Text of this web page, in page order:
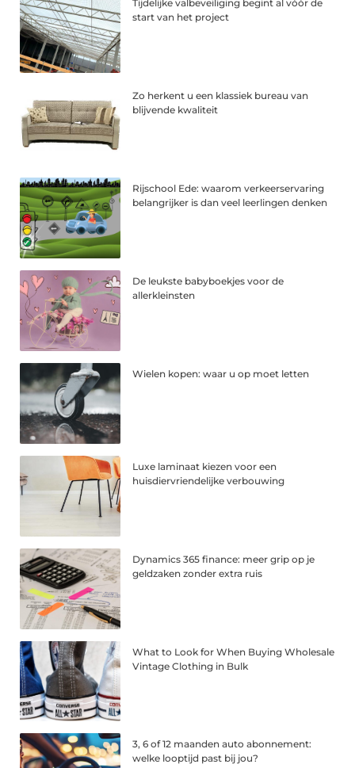
Tijdelijke valbeveiliging begint al vóór de
start van het project
Zo herkent u een klassiek bureau van
blijvende kwaliteit
Rijschool Ede: waarom verkeerservaring
belangrijker is dan veel leerlingen denken
De leukste babyboekjes voor de
allerkleinsten
Wielen kopen: waar u op moet letten
Luxe laminaat kiezen voor een
huisdiervriendelijke verbouwing
Dynamics 365 finance: meer grip op je
geldzaken zonder extra ruis
What to Look for When Buying Wholesale
Vintage Clothing in Bulk
3, 6 of 12 maanden auto abonnement:
welke looptijd past bij jou?